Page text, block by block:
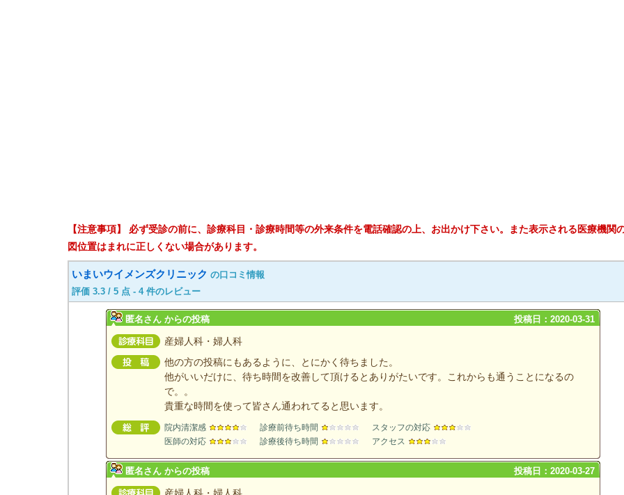
【注意事項】 必ず受診の前に、診療科目・診療時間等の外来条件を電話確認の上、お出かけ下さい。また表示される医療機関
図位置はまれに正しくない場合があります。
いまいウイメンズクリニック の口コミ情報
評価 3.3 / 5 点 - 4件のレビュー
匿名さん からの投稿 投稿日：2020-03-31
産婦人科・婦人科
他の方の投稿にもあるように、とにかく待ちました。
他がいいだけに、待ち時間を改善して頂けるとありがたいです。これからも通うことになるの
で。。
貴重な時間を使って皆さん通われてると思います。
院内清潔感 診療前待ち時間
スタッフの対応
医師の対応
診療後待ち時間 アクセス
匿名さん からの投稿 投稿日：2020-03-27